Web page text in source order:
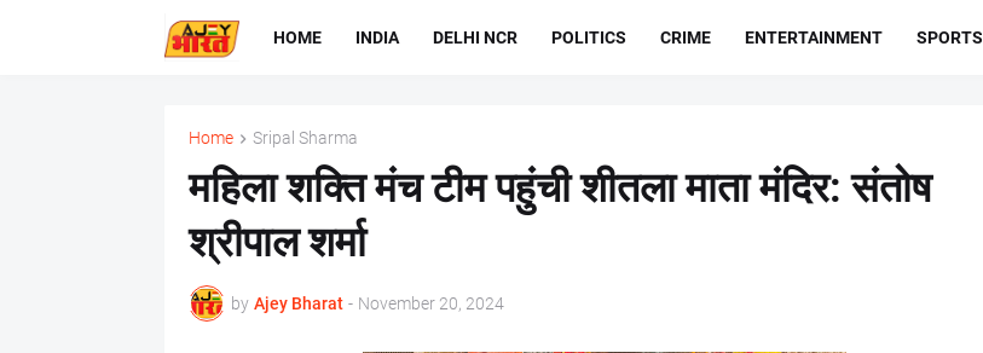
HOME INDIA DELHI NCR POLITICS CRIME ENTERTAINMENT SPORTS
Home Sripal Sharma
महिला शक्ति मंच टीम पहुंची शीतला माता मंदिर: संतोष
श्रीपाल शर्मा
by Ajey Bharat - November 20, 2024